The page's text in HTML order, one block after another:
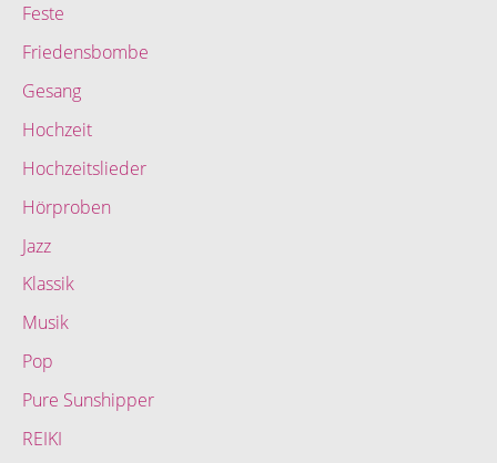
Feste
Friedensbombe
Gesang
Hochzeit
Hochzeitslieder
Hörproben
Jazz
Klassik
Musik
Pop
Pure Sunshipper
REIKI